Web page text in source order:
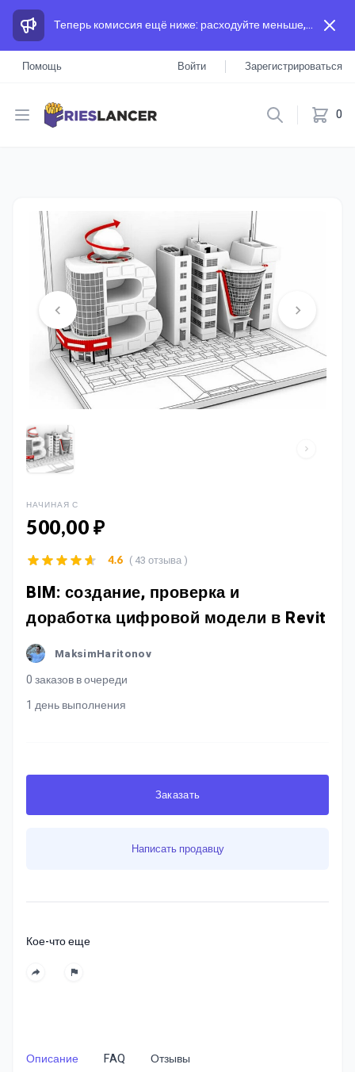
Теперь комиссия ещё ниже: расходуйте меньше, а зарабатывайте больше, чем на других площадках.
Помощь Войти Зарегистрироваться
Open menu 0
НАЧИНАЯ С
500,00 ₽
BIM: создание, проверка и
доработка цифровой модели в Revit
MaksimHaritonov
0 заказов в очереди
1 день выполнения
4.6 ( 43 отзыва )
Заказать
Написать продавцу
Кое-что еще
Описание FAQ Отзывы